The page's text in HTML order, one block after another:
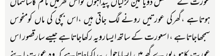
ہوتاہے ،گھرکی عورتیں رونے لگ جاتی ہیں ،اس بچی کی ماں کومنحوس
سمجھاجاتاہے ، اسعورت کے ساتھ ایسارویہ رکھاجاتاہے جیسے سارقصور اس